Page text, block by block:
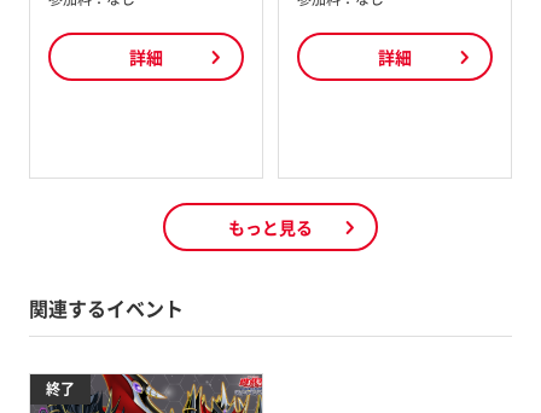
詳細 詳細
もっと見る
関連するイベント
終了